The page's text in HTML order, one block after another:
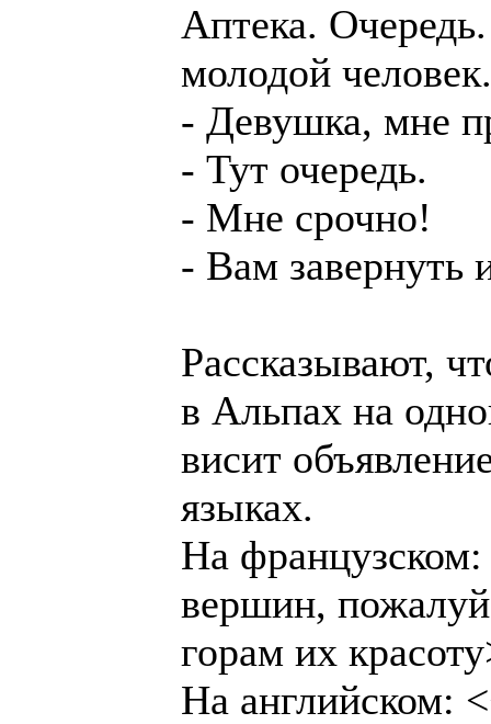
Аптека.
молодой человек.
- Девушка, мне
- Тут очередь.
- Мне срочно!
- Вам завернуть
Рассказывают,
в Альпах на
висит
языках.
На
вершин,
горам их
На английском: